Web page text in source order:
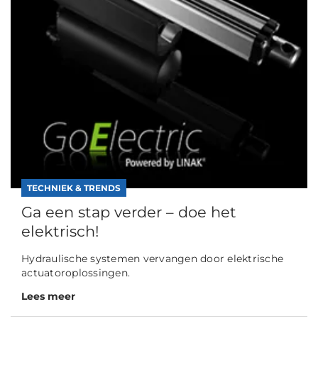
TECHNIEK & TRENDS
Ga een stap verder – doe het
elektrisch!
Hydraulische systemen vervangen door elektrische
actuatoroplossingen.
Lees meer